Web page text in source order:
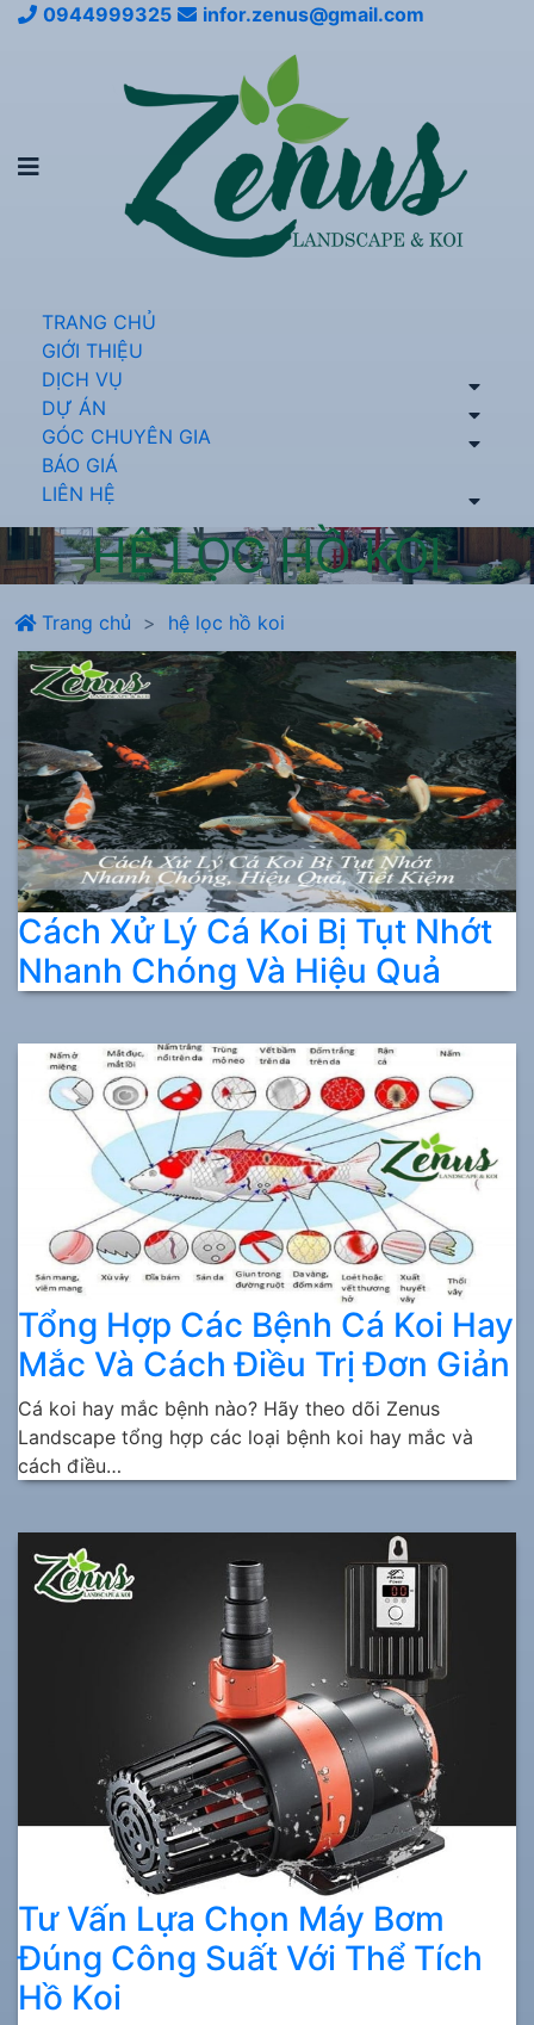
0944999325 infor.zenus@gmail.com
TRANG CHỦ
GIỚI THIỆU
DỊCH VỤ
DỰ ÁN
GÓC CHUYÊN GIA
BÁO GIÁ
LIÊN HỆ
HỆ LỌC HỒ KOI
Trang chủ hệ lọc hồ koi
Cách Xử Lý Cá Koi Bị Tụt Nhớt
Nhanh Chóng Và Hiệu Quả
Tổng Hợp Các Bệnh Cá Koi Hay
Mắc Và Cách Điều Trị Đơn Giản
Cá koi hay mắc bệnh nào? Hãy theo dõi Zenus
Landscape tổng hợp các loại bệnh koi hay mắc và
cách điều…
Tư Vấn Lựa Chọn Máy Bơm
Đúng Công Suất Với Thể Tích
Hồ Koi